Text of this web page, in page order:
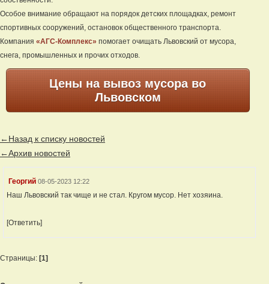
Особое внимание обращают на порядок детских площадках, ремонт
спортивных сооружений, остановок общественного транспорта.
Компания «АГС-Комплекс» помогает очищать Львовский от мусора,
снега, промышленных и прочих отходов.
Цены на вывоз мусора во
Львовском
←Назад к списку новостей
←Архив новостей
Георгий 08-05-2023 12:22
Наш Львовский так чище и не стал. Кругом мусор. Нет хозяина.
[Ответить]
Страницы: [1]